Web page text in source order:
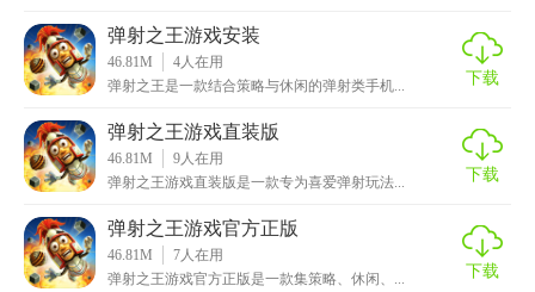
5. 每日挑战：每日更新挑战任务，完成任务可获得丰厚奖
励，保持游戏新鲜感。
弹射之王游戏汉化版玩法
1. 基础操作：通过滑动屏幕调整发射角度和力度，松开手指
2. 策略布局：在地图上合理布置防御塔和陷阱，以抵御敌人
的进攻。
弹射之王游戏安装
46.81M 4人在用
弹射之王是一款结合策略与休闲的弹射类手机...
下载
弹射之王游戏直装版
46.81M 9人在用
弹射之王游戏直装版是一款专为喜爱弹射玩法...
下载
弹射之王游戏官方正版
46.81M 7人在用
弹射之王游戏官方正版是一款集策略、休闲、...
下载